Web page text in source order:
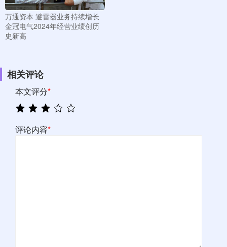
万通资本 避雷器业务持续增长
金冠电气2024年经营业绩创历
史新高
相关评论
本文评分*
评论内容*